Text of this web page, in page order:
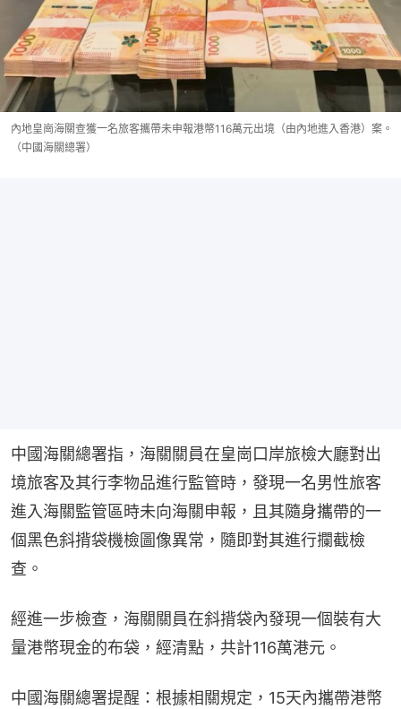
內地皇崗海關查獲一名旅客攜帶未申報港幣116萬元出境（由內地進入香港）案。
（中國海關總署）
中國海關總署指，海關關員在皇崗口岸旅檢大廳對出
境旅客及其行李物品進行監管時，發現一名男性旅客
進入海關監管區時未向海關申報，且其隨身攜帶的一
個黑色斜揹袋機檢圖像異常，隨即對其進行攔截檢
查。
經進一步檢查，海關關員在斜揹袋內發現一個裝有大
量港幣現金的布袋，經清點，共計116萬港元。
中國海關總署提醒：根據相關規定，15天內攜帶港幣